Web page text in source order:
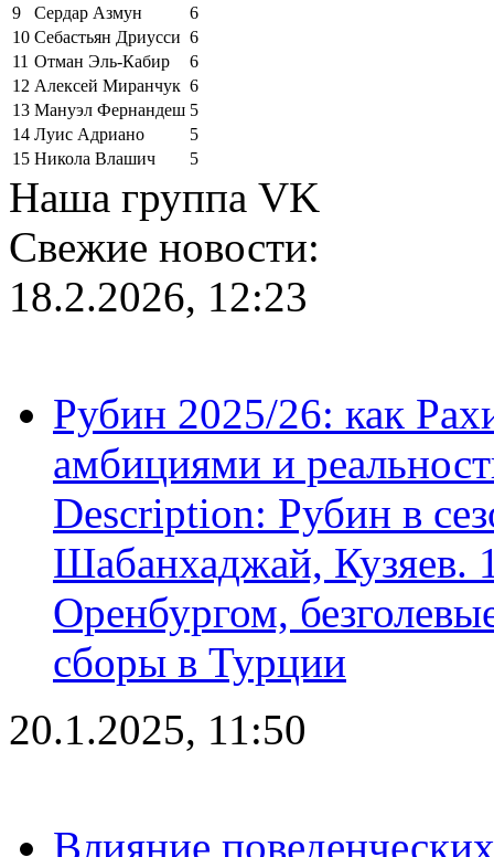
9
Сердар Азмун
6
10 Себастьян Дриусси 6
11 Отман Эль-Кабир
6
12 Алексей Миранчук 6
13 Мануэл Фернандеш 5
14 Луис Адриано
5
15 Никола Влашич 5
Наша группа VK
Свежие новости:
18.2.2026, 12:23
Рубин 2025/26: как
амбициями и
Description: Рубин в
Шабанхаджай, Кузяев.
Оренбургом,
сборы в Турции
20.1.2025, 11:50
Влияние